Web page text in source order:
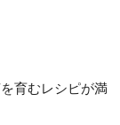
育むレシピが満